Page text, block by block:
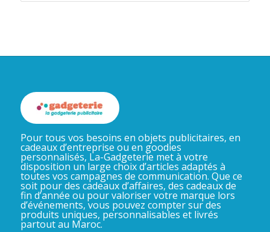
Pour tous vos besoins en objets publicitaires, en
cadeaux d’entreprise ou en goodies
personnalisés, La-Gadgeterie met à votre
disposition un large choix d’articles adaptés à
toutes vos campagnes de communication. Que ce
soit pour des cadeaux d’affaires, des cadeaux de
fin d’année ou pour valoriser votre marque lors
d’événements, vous pouvez compter sur des
produits uniques, personnalisables et livrés
partout au Maroc.